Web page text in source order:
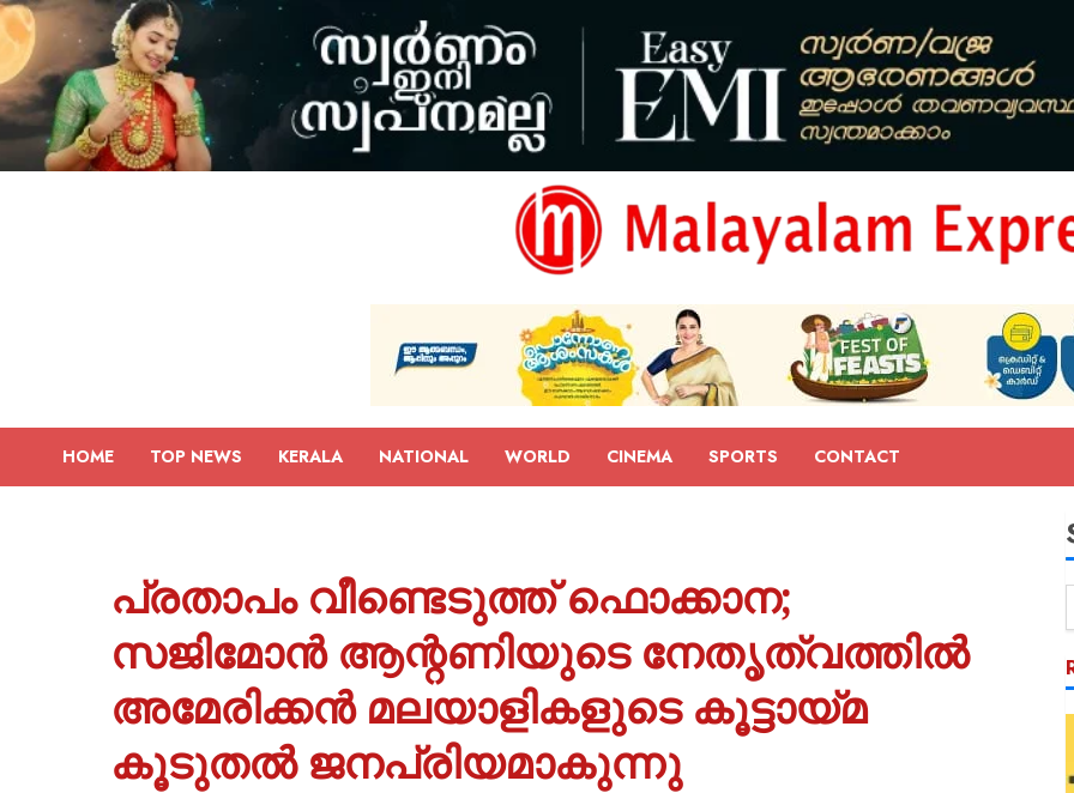
HOME TOP NEWS KERALA NATIONAL WORLD CINEMA SPORTS CONTACT
പ്രതാപം വീണ്ടെടുത്ത് ഫൊക്കാന;
സജിമോൻ ആന്റണിയുടെ നേതൃത്വത്തിൽ
അമേരിക്കൻ മലയാളികളുടെ കൂട്ടായ്മ
കൂടുതൽ ജനപ്രിയമാകുന്നു